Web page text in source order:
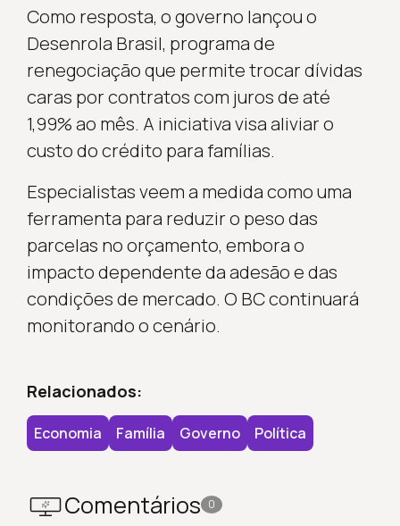
Como resposta, o governo lançou o
Desenrola Brasil, programa de
renegociação que permite trocar dívidas
caras por contratos com juros de até
1,99% ao mês. A iniciativa visa aliviar o
custo do crédito para famílias.
Especialistas veem a medida como uma
ferramenta para reduzir o peso das
parcelas no orçamento, embora o
impacto dependente da adesão e das
condições de mercado. O BC continuará
monitorando o cenário.
Relacionados:
Economia Família Governo Política
Comentários 0